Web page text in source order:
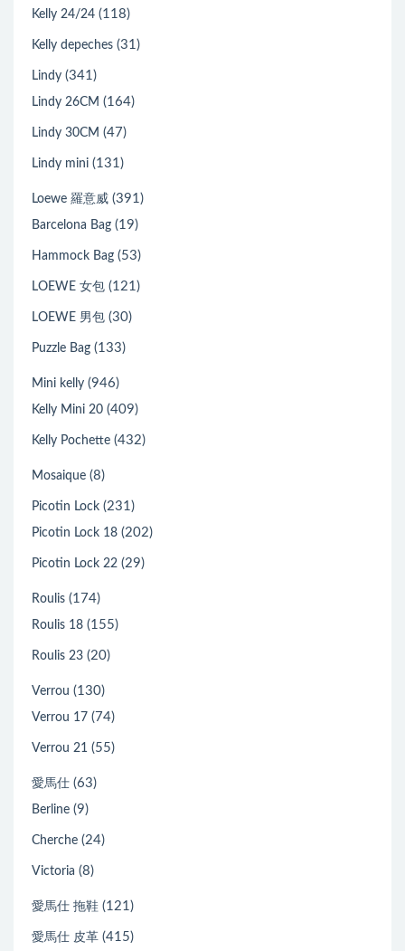
Kelly 24/24 (118)
Kelly depeches (31)
Lindy (341)
Lindy 26CM (164)
Lindy 30CM (47)
Lindy mini (131)
Loewe 羅意威 (391)
Barcelona Bag (19)
Hammock Bag (53)
LOEWE 女包 (121)
LOEWE 男包 (30)
Puzzle Bag (133)
Mini kelly (946)
Kelly Mini 20 (409)
Kelly Pochette (432)
Mosaique (8)
Picotin Lock (231)
Picotin Lock 18 (202)
Picotin Lock 22 (29)
Roulis (174)
Roulis 18 (155)
Roulis 23 (20)
Verrou (130)
Verrou 17 (74)
Verrou 21 (55)
愛馬仕 (63)
Berline (9)
Cherche (24)
Victoria (8)
愛馬仕 拖鞋 (121)
愛馬仕 皮革 (415)